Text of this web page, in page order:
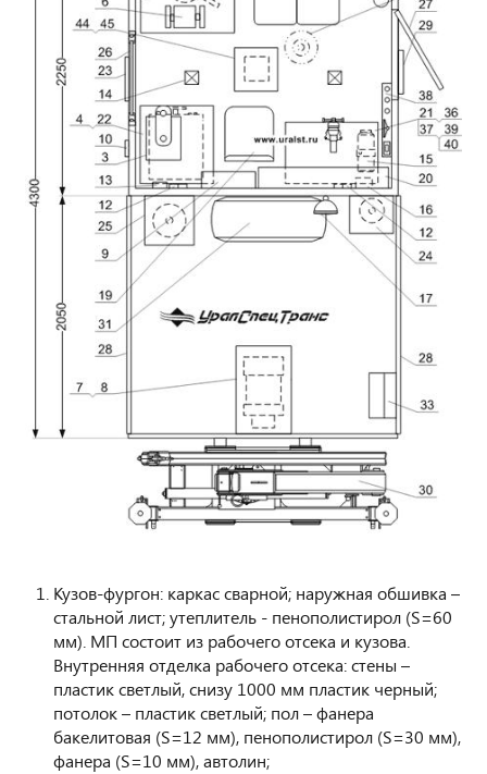
Кузов-фургон: каркас сварной; наружная обшивка –
стальной лист; утеплитель - пенополистирол (S=60
мм). МП состоит из рабочего отсека и кузова.
Внутренняя отделка рабочего отсека: стены –
пластик светлый, снизу 1000 мм пластик черный;
потолок – пластик светлый; пол – фанера
бакелитовая (S=12 мм), пенополистирол (S=30 мм),
фанера (S=10 мм), автолин;